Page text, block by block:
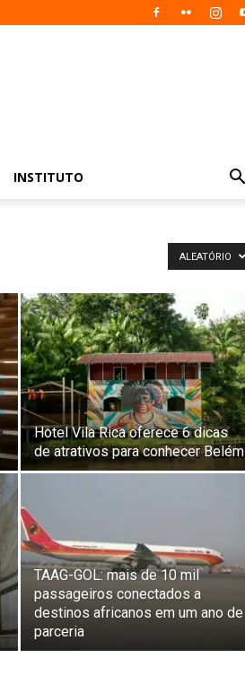
INSTITUTO
ALEATÓRIO
Hotel Vila Rica oferece 6 dicas
de atrativos para conhecer Belém
TAAG-GOL: mais de 10 mil
passageiros conectados a
destinos africanos em um ano de
parceria